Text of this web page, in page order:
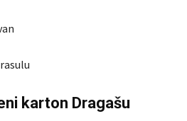
karton Dragašu